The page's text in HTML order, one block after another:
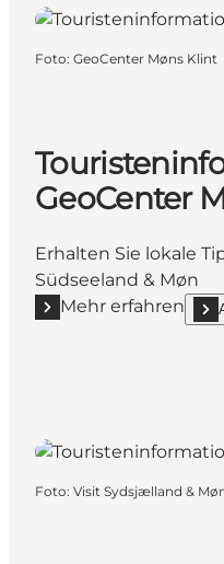
Foto: GeoCenter Møns Klint
GeoCenter
Erhalten Sie lokale
Südseeland & Møn
Mehr erfahren
Mehr erfahren
Foto: Visit Sydsjælland &